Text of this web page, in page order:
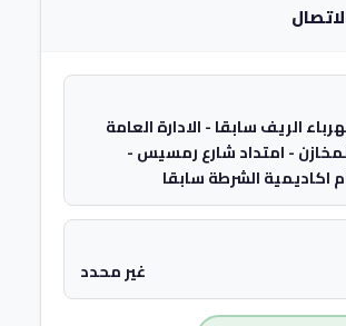
الريف سابقا - الادارة العامة
- امتداد شارع رمسيس -
اكاديمية الشرطة سابقا
غير محدد